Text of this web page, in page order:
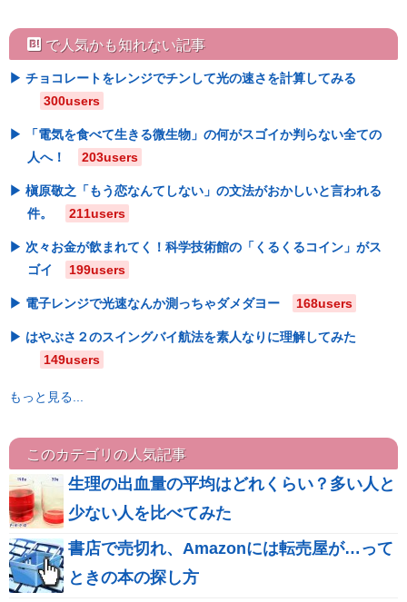
hatebu で人気かも知れない記事
チョコレートをレンジでチンして光の速さを計算してみる
300users
「電気を食べて生きる微生物」の何がスゴイか判らない全ての
人へ！
203users
槇原敬之「もう恋なんてしない」の文法がおかしいと言われる
件。
211users
次々お金が飲まれてく！科学技術館の「くるくるコイン」がス
ゴイ
199users
電子レンジで光速なんか測っちゃダメダヨー 168users
はやぶさ２のスイングバイ航法を素人なりに理解してみた
149users
もっと見る...
このカテゴリの人気記事
生理の出血量の平均はどれくらい？多い人と
少ない人を比べてみた
書店で売切れ、Amazonには転売屋が…って
ときの本の探し方